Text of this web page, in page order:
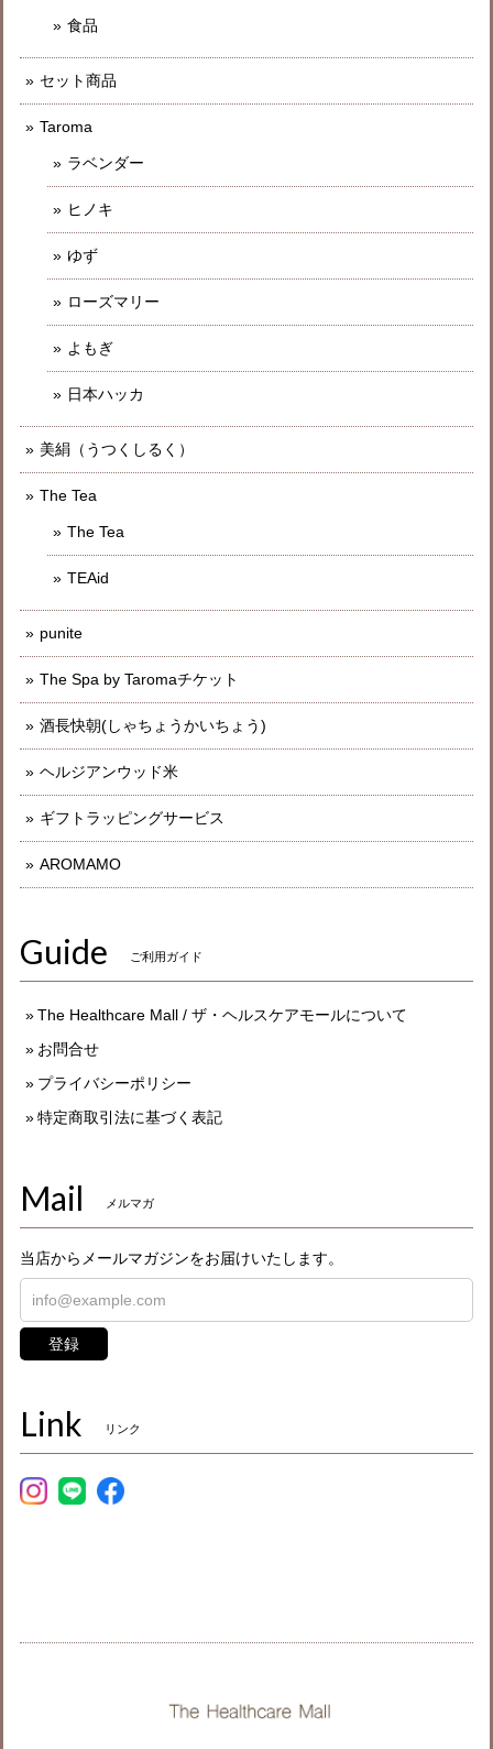
食品
セット商品
Taroma
ラベンダー
ヒノキ
ゆず
ローズマリー
よもぎ
日本ハッカ
美絹（うつくしるく）
The Tea
The Tea
TEAid
punite
The Spa by Taromaチケット
酒長快朝(しゃちょうかいちょう)
ヘルジアンウッド米
ギフトラッピングサービス
AROMAMO
Guide ご利用ガイド
The Healthcare Mall / ザ・ヘルスケアモールについて
お問合せ
プライバシーポリシー
特定商取引法に基づく表記
Mail メルマガ
当店からメールマガジンをお届けいたします。
登録
Link リンク